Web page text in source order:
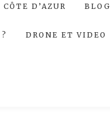
D’AZUR BLOG
DRONE ET VIDEO